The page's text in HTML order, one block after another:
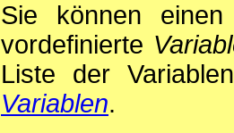
Sie können
vordefinierte
Liste der
Variablen.